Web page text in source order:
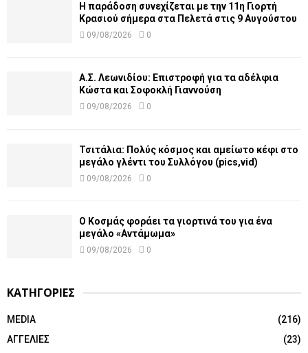
Η παράδοση συνεχίζεται με την 11η Γιορτή
Κρασιού σήμερα στα Πελετά στις 9 Αυγούστου
09/08/2026 0
Α.Σ. Λεωνιδίου: Επιστροφή για τα αδέλφια
Κώστα και Σοφοκλή Γιαννούση
09/08/2026 0
Τσιτάλια: Πολύς κόσμος και αμείωτο κέφι στο
μεγάλο γλέντι του Συλλόγου (pics,vid)
09/08/2026 0
Ο Κοσμάς φοράει τα γιορτινά του για ένα
μεγάλο «Αντάμωμα»
09/08/2026 0
ΚΑΤΗΓΟΡΙΕΣ
MEDIA
(216)
ΑΓΓΕΛΙΕΣ
(23)